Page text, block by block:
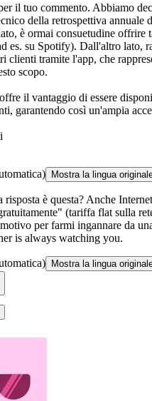
il tuo commento. Abbiamo
della retrospettiva annuale
è ormai consuetudine offrire
es. su Spotify). Dall'altro lato,
clienti tramite l'app, che
scopo.
il vantaggio di essere
garantendo così un'ampia
Mostra la lingua
risposta è questa? Anche
(tariffa flat sulla
per farmi ingannare da
is always watching you.
Mostra la lingua